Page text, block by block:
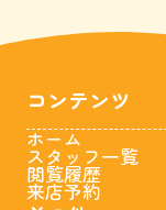
コンテンツ
ホーム
スタッフ一覧
閲覧履歴
来店予約